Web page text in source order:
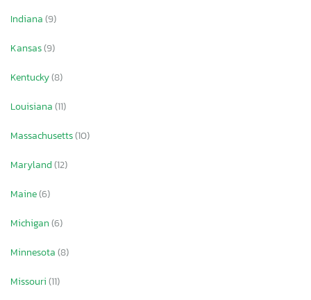
Indiana(9)
Kansas(9)
Kentucky(8)
Louisiana(11)
Massachusetts(10)
Maryland(12)
Maine(6)
Michigan(6)
Minnesota(8)
Missouri(11)